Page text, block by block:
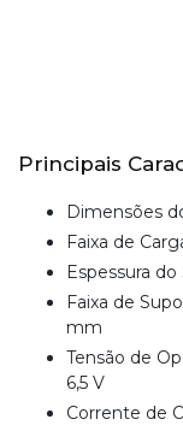
Principais
Dimensões
Faixa de
Espessura
Faixa de
mm
Tensão de
6,5 V
Corrente de